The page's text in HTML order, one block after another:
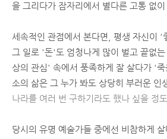
을 그리다가 잠자리에서 별다른 고통 없
세속적인 관점에서 본다면, 평생 자신이 '
그 일로 '돈'도 엄청나게 많이 벌고 끝없
상의 관심' 속에서 풍족하게 잘 살다가 '
소의 삶은 그 누가 봐도 상당히 부러운 인
나라를 여러 번 구하기라도 했나 싶을 정
당시의 유명 예술가들 중에선 비참하게